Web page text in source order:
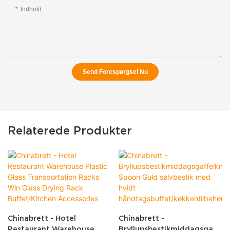
Indhold
Send Forespørgsel Nu
Relaterede Produkter
Chinabrett - Hotel
Chinabrett -